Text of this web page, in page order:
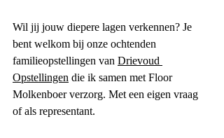
Wil jij jouw diepere lagen verkennen? Je
bent welkom bij onze ochtenden
familieopstellingen van Drievoud
Opstellingen die ik samen met Floor
Molkenboer verzorg. Met een eigen vraag
of als representant.